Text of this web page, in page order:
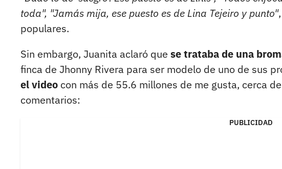
toda", "Jamás mija, ese puesto es de Lina Tejeiro y punto"
populares.
Sin embargo, Juanita aclaró que se trataba de una
finca de Jhonny Rivera para ser modelo de uno de sus
el video con más de 55.6 millones de me gusta, cerca
comentarios:
PUBLICIDAD